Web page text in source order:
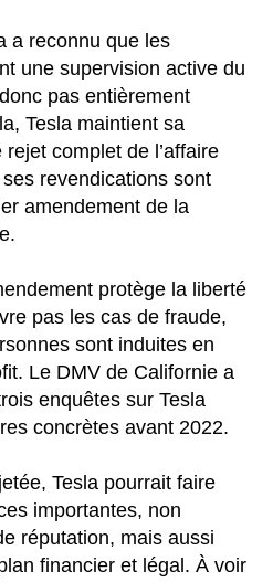
a reconnu que les
une supervision active du
pas entièrement
Tesla maintient sa
complet de l’affaire
revendications sont
amendement de la
protège la liberté
pas les cas de fraude,
sont induites en
Le DMV de Californie a
enquêtes sur Tesla
concrètes avant 2022.
Tesla pourrait faire
importantes, non
réputation, mais aussi
financier et légal. À voir